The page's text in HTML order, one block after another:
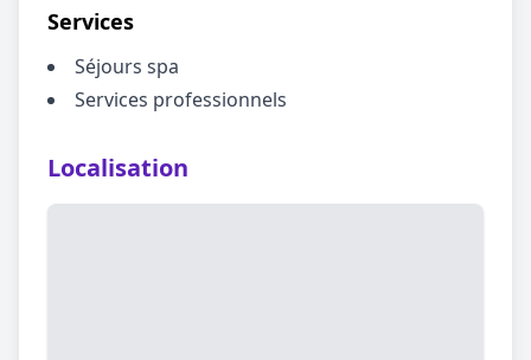
Services
Séjours spa
Services professionnels
Localisation